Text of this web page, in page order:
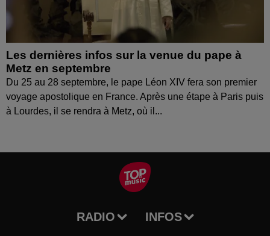
Les dernières infos sur la venue du pape à
Metz en septembre
Du 25 au 28 septembre, le pape Léon XIV fera son premier
voyage apostolique en France. Après une étape à Paris puis
à Lourdes, il se rendra à Metz, où il...
RADIO INFOS